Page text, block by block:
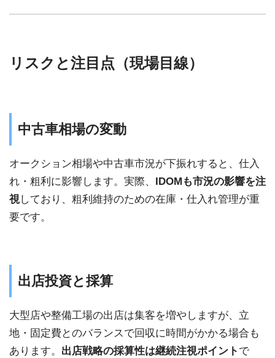
リスクと注目点（現場目線）
中古車相場の変動
オークション相場や中古車市況が下振れすると、仕入
れ・粗利に影響します。実際、
IDOMも市況の影響を注
視しており、粗利維持のための在庫・仕入れ管理が重
要です。
出店投資と採算
大型店や整備工場の出店は集客を増やしますが、立
地・固定費とのバランスで回収に時間がかかる場合も
あります。 出店戦略の採算性は継続注視ポイント で